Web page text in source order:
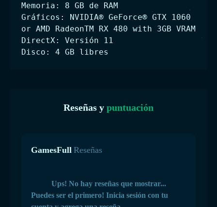
Memoria: 8 GB de RAM
Gráficos: NVIDIA® GeForce® GTX 1060
or AMD RadeonTM RX 480 with 3GB VRAM
DirectX: Versión 11
Disco: 4 GB libres
Reseñas y puntuación
GamesFull Reseñas
Ups! No hay reseñas que mostrar...
Puedes ser el primero! Inicia sesión con tu